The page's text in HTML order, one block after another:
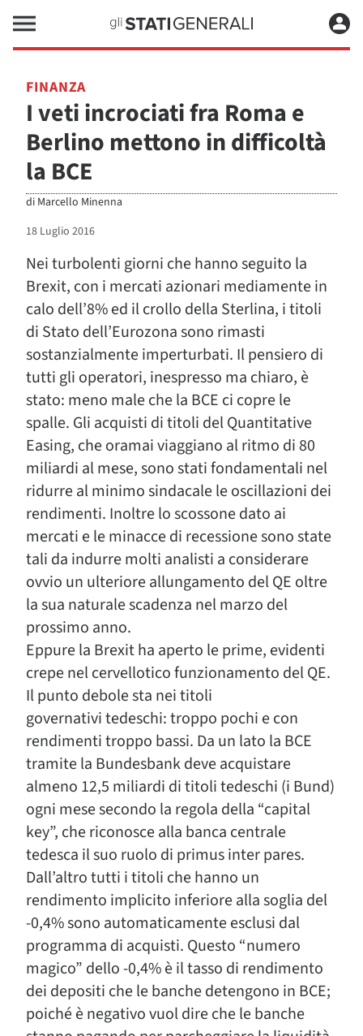
FINANZA
I veti incrociati fra Roma e
Berlino mettono in difficoltà
la BCE
di Marcello Minenna
18 Luglio 2016
Nei turbolenti giorni che hanno seguito la
Brexit, con i mercati azionari mediamente in
calo dell’8% ed il crollo della Sterlina, i titoli
di Stato dell’Eurozona sono rimasti
sostanzialmente imperturbati. Il pensiero di
tutti gli operatori, inespresso ma chiaro, è
stato: meno male che la BCE ci copre le
spalle. Gli acquisti di titoli del Quantitative
Easing, che oramai viaggiano al ritmo di 80
miliardi al mese, sono stati fondamentali nel
ridurre al minimo sindacale le oscillazioni dei
rendimenti. Inoltre lo scossone dato ai
mercati e le minacce di recessione sono state
tali da indurre molti analisti a considerare
ovvio un ulteriore allungamento del QE oltre
la sua naturale scadenza nel marzo del
prossimo anno.
Eppure la Brexit ha aperto le prime, evidenti
crepe nel cervellotico funzionamento del QE.
Il punto debole sta nei titoli
governativi tedeschi: troppo pochi e con
rendimenti troppo bassi. Da un lato la BCE
tramite la Bundesbank deve acquistare
almeno 12,5 miliardi di titoli tedeschi (i Bund)
ogni mese secondo la regola della “capital
key”, che riconosce alla banca centrale
tedesca il suo ruolo di primus inter pares.
Dall’altro tutti i titoli che hanno un
rendimento implicito inferiore alla soglia del
-0,4% sono automaticamente esclusi dal
programma di acquisti. Questo “numero
magico” dello -0,4% è il tasso di rendimento
dei depositi che le banche detengono in BCE;
poiché è negativo vuol dire che le banche